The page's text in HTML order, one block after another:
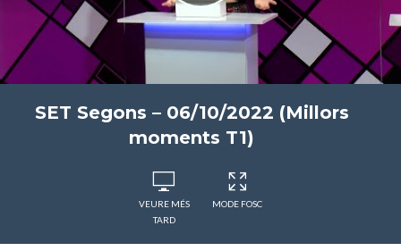
SET Segons – 06/10/2022 (Millors
moments T1)
VEURE MÉS
TARD
MODE FOSC